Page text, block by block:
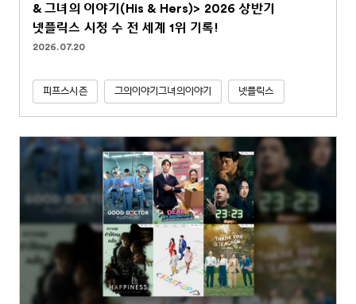
& 그녀의 이야기(His & Hers)> 2026 상반기
넷플릭스 시청 수 전 세계 1위 기록!
2026.07.20
피프스시즌 그의이야기그녀의이야기 넷플릭스